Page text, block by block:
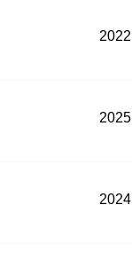
2022
2025
2024